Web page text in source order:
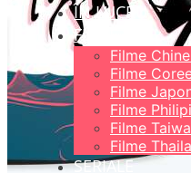
ÎN LUCRU
FILME
Filme
Filme
Filme
Filme
Filme
Filme
SERIALE